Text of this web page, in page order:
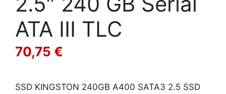
ATA III TLC
70,75 €
SSD KINGSTON 240GB A400 SATA3 2.5 SSD